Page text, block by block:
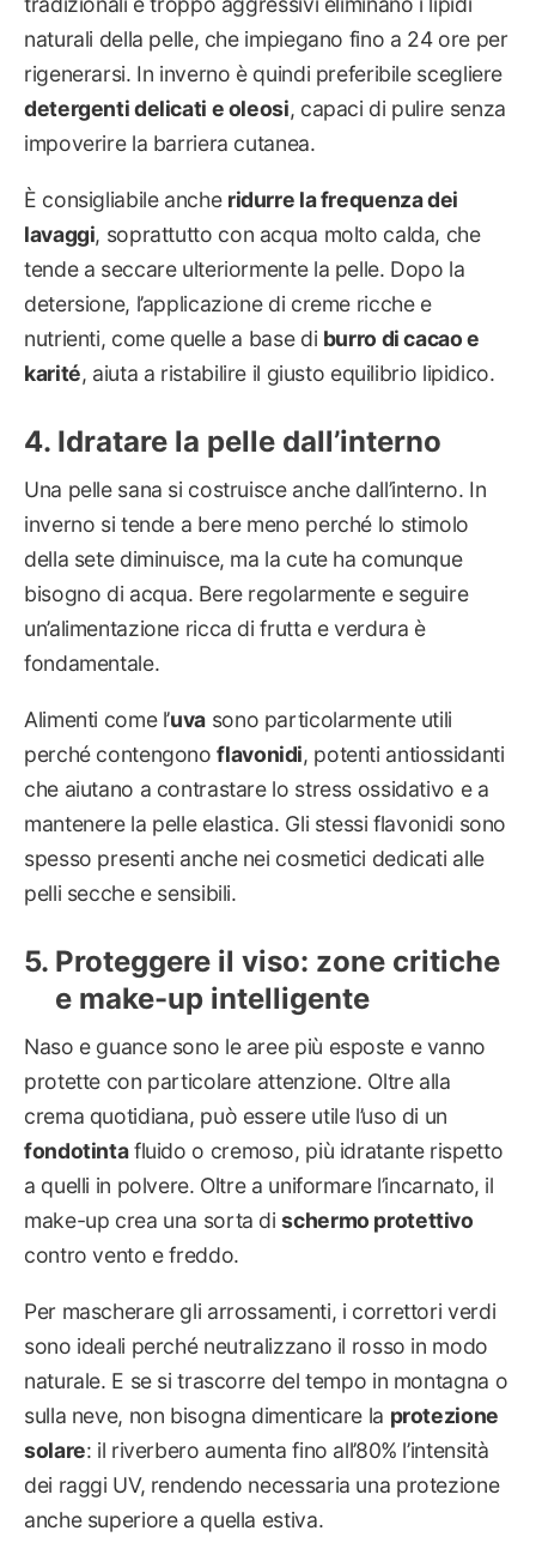
naturali della pelle, che impiegano fino a 24 ore per
rigenerarsi. In inverno è quindi preferibile scegliere
detergenti delicati e oleosi, capaci di pulire senza
impoverire la barriera cutanea.
È consigliabile anche ridurre la frequenza dei
lavaggi, soprattutto con acqua molto calda, che
tende a seccare ulteriormente la pelle. Dopo la
detersione, l’applicazione di creme ricche e
nutrienti, come quelle a base di burro di cacao e
karité, aiuta a ristabilire il giusto equilibrio lipidico.
Idratare la pelle dall’interno
Una pelle sana si costruisce anche dall’interno. In
inverno si tende a bere meno perché lo stimolo
della sete diminuisce, ma la cute ha comunque
bisogno di acqua. Bere regolarmente e seguire
un’alimentazione ricca di frutta e verdura è
fondamentale.
Alimenti come l’uva sono particolarmente utili
perché contengonoflavonidi, potenti antiossidanti
che aiutano a contrastare lo stress ossidativo e a
mantenere la pelle elastica. Gli stessi flavonidi sono
spesso presenti anche nei cosmetici dedicati alle
pelli secche e sensibili.
Proteggere il viso: zone critiche
e make-up intelligente
Naso e guance sono le aree più esposte e vanno
protette con particolare attenzione. Oltre alla
crema quotidiana, può essere utile l’uso di un
fondotintafluido o cremoso, più idratante rispetto
a quelli in polvere. Oltre a uniformare l’incarnato, il
make-up crea una sorta dischermo protettivo
contro vento e freddo.
Per mascherare gli arrossamenti, i correttori verdi
sono ideali perché neutralizzano il rosso in modo
naturale. E se si trascorre del tempo in montagna o
sulla neve, non bisogna dimenticare la protezione
solare: il riverbero aumenta fino all’80% l’intensità
dei raggi UV, rendendo necessaria una protezione
anche superiore a quella estiva.